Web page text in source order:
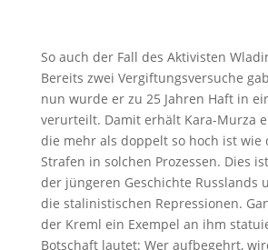
So auch der Fall des Aktivisten
Bereits zwei Vergiftungsversuche
nun wurde er zu 25 Jahren Haft in
verurteilt. Damit erhält Kara-Murza
die mehr als doppelt so hoch ist wie
Strafen in solchen Prozessen. Dies
der jüngeren Geschichte Russlands
die stalinistischen Repressionen.
der Kreml ein Exempel an ihm
Botschaft lautet: Wer aufbegehrt,